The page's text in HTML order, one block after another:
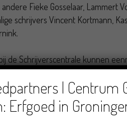
Fieke Gosselaar, Lammert
schrijvers Vincent Kortmann,
de Schrijverscentrale kunnen
ze deelnemen aan een
bekend.
| Centrum
Erfgoed in